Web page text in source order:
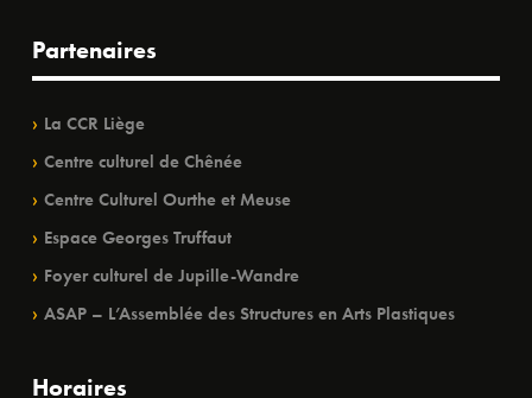
Partenaires
La CCR Liège
Centre culturel de Chênée
Centre Culturel Ourthe et Meuse
Espace Georges Truffaut
Foyer culturel de Jupille-Wandre
ASAP – L’Assemblée des Structures en Arts Plastiques
Horaires